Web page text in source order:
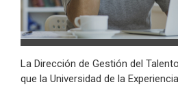
La Dirección de Gestión del
que la Universidad de la